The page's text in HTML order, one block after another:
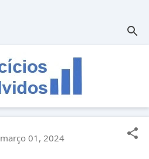
março 01, 2024